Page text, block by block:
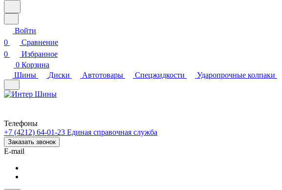
Войти
0
Сравнение
0
Избранное
0 Корзина
Шины
Диски Автотовары Спецжидкости Ударопрочные колпаки
Телефоны
+7 (4212) 64-01-23 Единая справочная служба
Заказать звонок
E-mail